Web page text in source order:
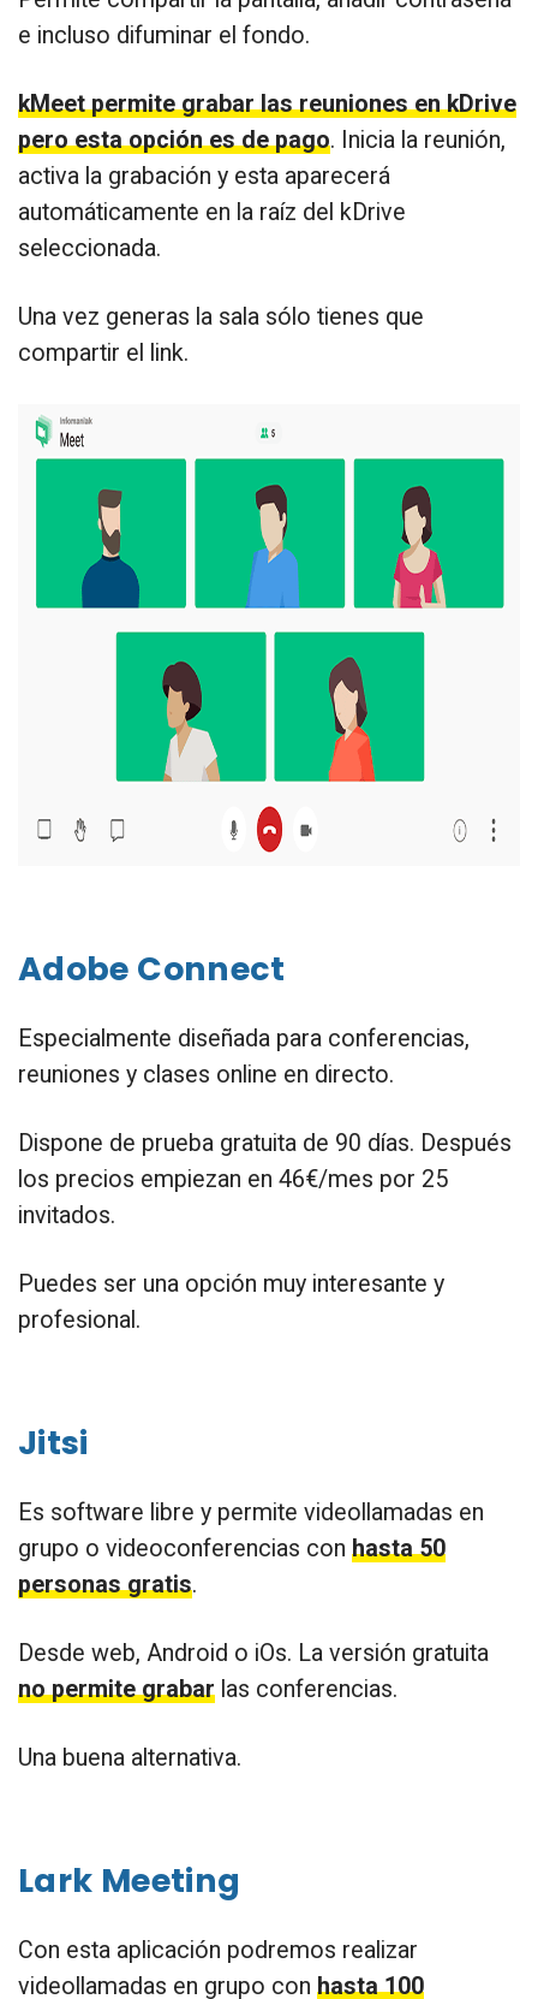
e incluso difuminar el fondo.
kMeet permite grabar las reuniones en kDrive
pero esta opción es de pago. Inicia la reunión,
activa la grabación y esta aparecerá
automáticamente en la raíz del kDrive
seleccionada.
Una vez generas la sala sólo tienes que
compartir el link.
Adobe Connect
Especialmente diseñada para conferencias,
reuniones y clases online en directo.
Dispone de prueba gratuita de 90 días. Después
los precios empiezan en 46€/mes por 25
invitados.
Puedes ser una opción muy interesante y
profesional.
Jitsi
Es software libre y permite videollamadas en
grupo o videoconferencias con hasta 50
personas gratis.
Desde web, Android o iOs. La versión gratuita
no permite grabar las conferencias.
Una buena alternativa.
Lark Meeting
Con esta aplicación podremos realizar
videollamadas en grupo con hasta 100